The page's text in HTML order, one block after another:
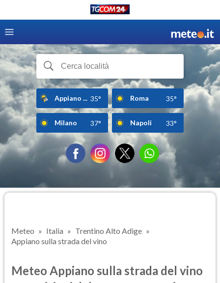
Appiano ... 35° Roma 35°
Milano 37° Napoli 33°
Meteo Italia
Trentino Alto Adige
Appiano sulla strada del vino
Meteo Appiano sulla strada del vino